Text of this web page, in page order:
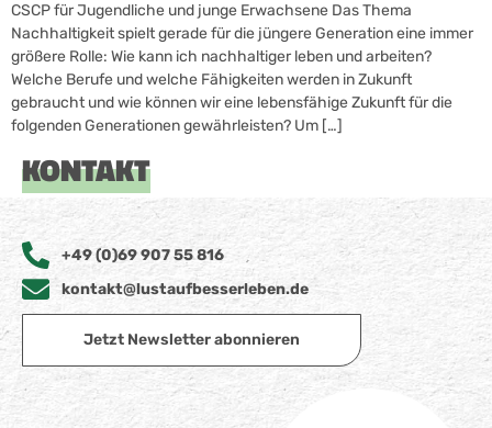
CSCP für Jugendliche und junge Erwachsene Das Thema
Nachhaltigkeit spielt gerade für die jüngere Generation eine immer
größere Rolle: Wie kann ich nachhaltiger leben und arbeiten?
Welche Berufe und welche Fähigkeiten werden in Zukunft
gebraucht und wie können wir eine lebensfähige Zukunft für die
folgenden Generationen gewährleisten? Um […]
KONTAKT
+49 (0)69 907 55 816
kontakt@lustaufbesserleben.de
Jetzt Newsletter abonnieren